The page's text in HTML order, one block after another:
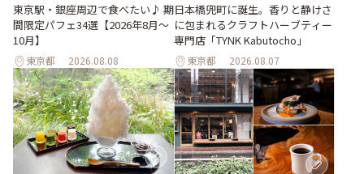
東京駅・銀座周辺で食べたい♪ 期
間限定パフェ34選【2026年8月～
10月】
東京都 2026.08.08
日本橋兜町に誕生。香りと静けさ
に包まれるクラフトハーブティー
専門店「TYNK Kabutocho」
東京都 2026.08.07